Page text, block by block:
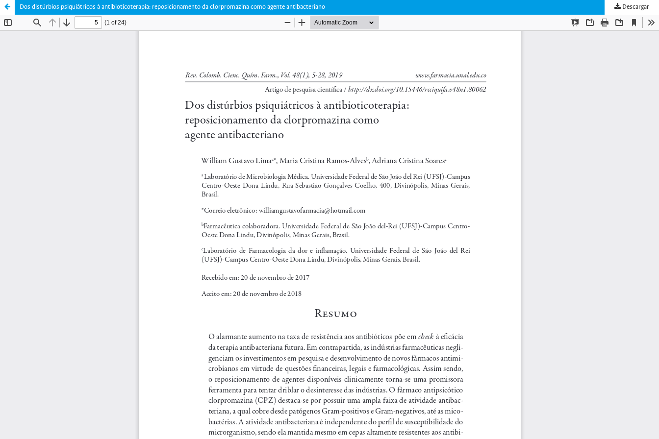
Dos distúrbios psiquiátricos à antibioticoterapia: reposicionamento da clorpromazina como agente antibacteriano Descargar